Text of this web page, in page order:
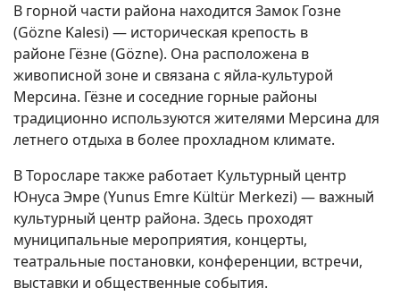
В горной части района находится Замок Гозне
(Gözne Kalesi) — историческая крепость в
районе Гёзне (Gözne). Она расположена в
живописной зоне и связана с яйла-культурой
Мерсина. Гёзне и соседние горные районы
традиционно используются жителями Мерсина для
летнего отдыха в более прохладном климате.
В Торосларе также работает Культурный центр
Юнуса Эмре (Yunus Emre Kültür Merkezi) — важный
культурный центр района. Здесь проходят
муниципальные мероприятия, концерты,
театральные постановки, конференции, встречи,
выставки и общественные события.